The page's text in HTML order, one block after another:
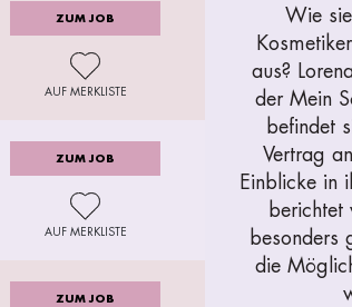
ZUM JOB
AUF MERKLISTE
ZUM JOB
AUF MERKLISTE
ZUM JOB
Wie
aus?
der Mein
befindet
Vertrag
Einblicke in
berichtet
besonders
die